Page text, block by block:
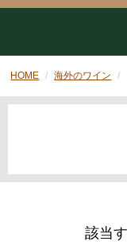
HOME 海外のワイン
該当